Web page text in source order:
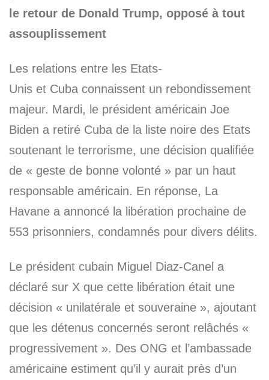
le retour de Donald Trump, opposé à tout
assouplissement
Les relations entre les Etats-
Unis et Cuba connaissent un rebondissement
majeur. Mardi, le président américain Joe
Biden a retiré Cuba de la liste noire des Etats
soutenant le terrorisme, une décision qualifiée
de « geste de bonne volonté » par un haut
responsable américain. En réponse, La
Havane a annoncé la libération prochaine de
553 prisonniers, condamnés pour divers délits.
Le président cubain Miguel Diaz-Canel a
déclaré sur X que cette libération était une
décision « unilatérale et souveraine », ajoutant
que les détenus concernés seront relâchés «
progressivement ». Des ONG et l’ambassade
américaine estiment qu’il y aurait près d’un